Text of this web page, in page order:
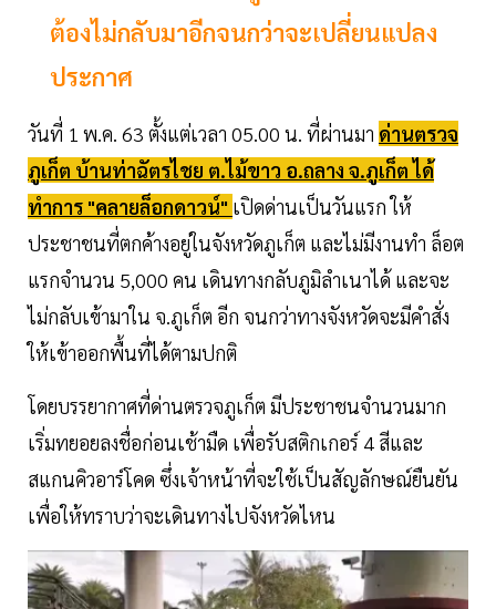
ต้องไม่กลับมาอีกจนกว่าจะเปลี่ยนแปลง
ประกาศ
วันที่ 1 พ.ค. 63 ตั้งแต่เวลา 05.00 น. ที่ผ่านมา ด่านตรวจ
ภูเก็ต บ้านท่าฉัตรไชย ต.ไม้ขาว อ.ถลาง จ.ภูเก็ต ได้
ทำการ "คลายล็อกดาวน์" เปิดด่านเป็นวันแรก ให้
ประชาชนที่ตกค้างอยู่ในจังหวัดภูเก็ต และไม่มีงานทำ ล็อต
แรกจำนวน 5,000 คน เดินทางกลับภูมิลำเนาได้ และจะ
ไม่กลับเข้ามาใน จ.ภูเก็ต อีก จนกว่าทางจังหวัดจะมีคำสั่ง
ให้เข้าออกพื้นที่ได้ตามปกติ
โดยบรรยากาศที่ด่านตรวจภูเก็ต มีประชาชนจำนวนมาก
เริ่มทยอยลงชื่อก่อนเช้ามืด เพื่อรับสติกเกอร์ 4 สีและ
สแกนคิวอาร์โคด ซึ่งเจ้าหน้าที่จะใช้เป็นสัญลักษณ์ยืนยัน
เพื่อให้ทราบว่าจะเดินทางไปจังหวัดไหน